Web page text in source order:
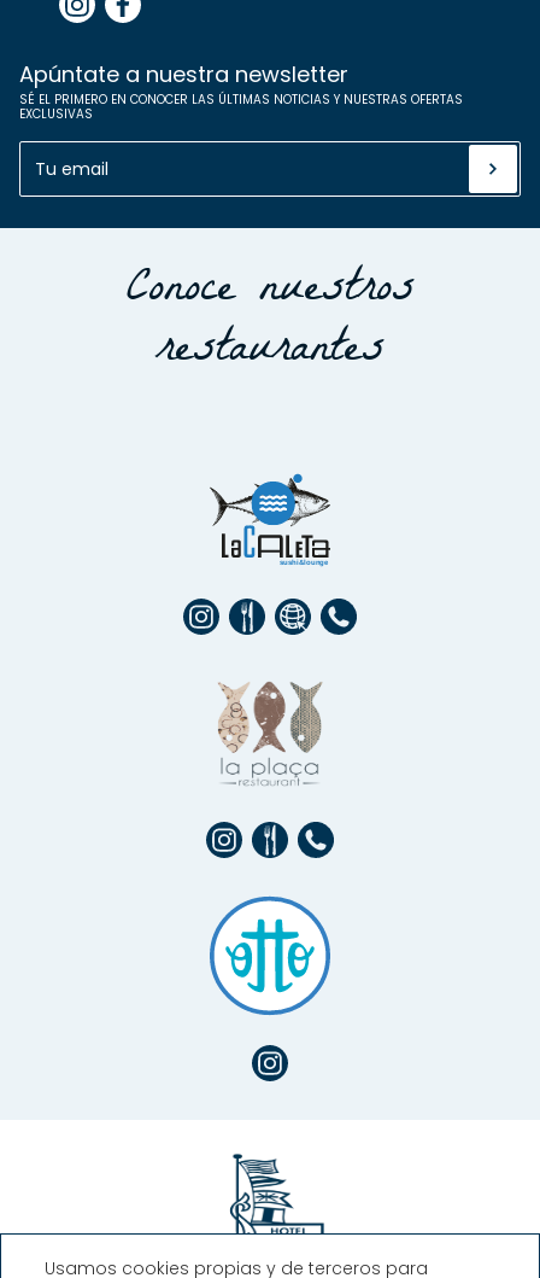
Apúntate a nuestra newsletter
SÉ EL PRIMERO EN CONOCER LAS ÚLTIMAS NOTICIAS Y NUESTRAS OFERTAS
EXCLUSIVAS
Conoce nuestros
restaurantes
Usamos cookies propias y de terceros para